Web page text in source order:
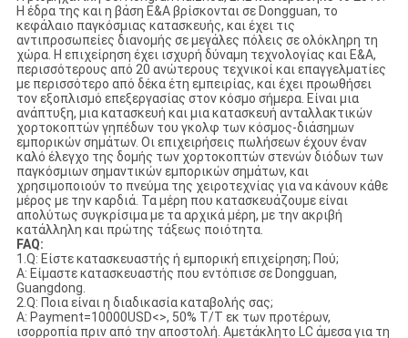
Η έδρα της και η βάση Ε&Α βρίσκονται σε Dongguan, το
κεφάλαιο παγκόσμιας κατασκευής, και έχει τις
αντιπροσωπείες διανομής σε μεγάλες πόλεις σε ολόκληρη τη
χώρα. Η επιχείρηση έχει ισχυρή δύναμη τεχνολογίας και Ε&Α,
περισσότερους από 20 ανώτερους τεχνικοί και επαγγελματίες
με περισσότερο από δέκα έτη εμπειρίας, και έχει προωθήσει
τον εξοπλισμό επεξεργασίας στον κόσμο σήμερα. Είναι μια
ανάπτυξη, μια κατασκευή και μια κατασκευή ανταλλακτικών
χορτοκοπτών γηπέδων του γκολφ των κόσμος-διάσημων
εμπορικών σημάτων. Οι επιχειρήσεις πωλήσεων έχουν έναν
καλό έλεγχο της δομής των χορτοκοπτών στενών διόδων των
παγκόσμιων σημαντικών εμπορικών σημάτων, και
χρησιμοποιούν το πνεύμα της χειροτεχνίας για να κάνουν κάθε
μέρος με την καρδιά. Τα μέρη που κατασκευάζουμε είναι
απολύτως συγκρίσιμα με τα αρχικά μέρη, με την ακριβή
κατάλληλη και πρώτης τάξεως ποιότητα.
FAQ:
1.Q: Είστε κατασκευαστής ή εμπορική επιχείρηση; Πού;
Α: Είμαστε κατασκευαστής που εντόπισε σε Dongguan,
Guangdong.
2.Q: Ποια είναι η διαδικασία καταβολής σας;
Α: Payment=10000USD<>, 50% T/T εκ των προτέρων,
ισορροπία πριν από την αποστολή. Αμετάκλητο LC άμεσα για τη